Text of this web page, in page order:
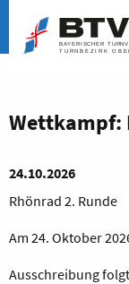
Wettkampf:
24.10.2026
Rhönrad 2. Runde
Am 24. Oktober
Ausschreibung folgt